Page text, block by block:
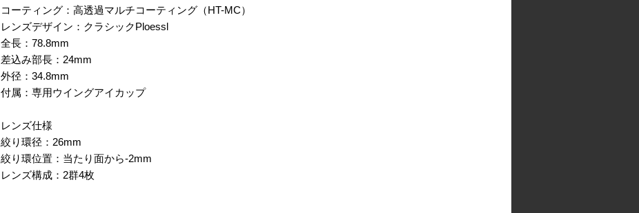
コーティング：高透過マルチコーティング（HT-MC）
レンズデザイン：クラシックPloessl
全長：78.8mm
差込み部長：24mm
外径：34.8mm
付属：専用ウイングアイカップ
レンズ仕様
絞り環径：26mm
絞り環位置：当たり面から-2mm
レンズ構成：2群4枚